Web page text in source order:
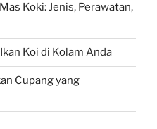
Koki: Jenis, Perawatan,
Koi di Kolam Anda
Cupang yang